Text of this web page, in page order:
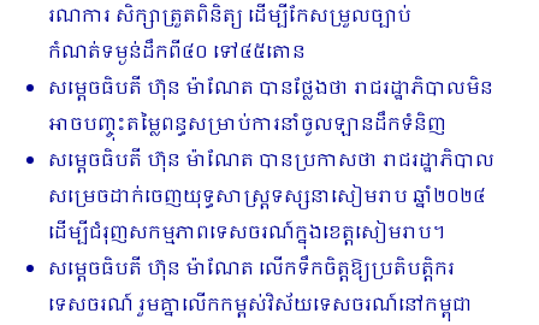
រណការ សិក្សាត្រួតពិនិត្យ ដើម្បីកែសម្រួលច្បាប់
កំណត់ទម្ងន់ដឹកពី៤០ ទៅ៤៥តោន
សម្តេចធិបតី ហ៊ុន ម៉ាណែត បានថ្លែងថា រាជរដ្ឋាភិបាលមិន
អាចបញ្ចុះតម្លៃពន្ធសម្រាប់ការនាំចូលឡានដឹកទំនិញ
សម្តេចធិបតី ហ៊ុន ម៉ាណែត បានប្រកាសថា រាជរដ្ឋាភិបាល
សម្រេចដាក់ចេញយុទ្ធសាស្ត្រ​ទស្សនាសៀមរាប ឆ្នាំ២០២៤
ដើម្បីជំរុញសកម្មភាពទេសចរណ៍ក្នុងខេត្តសៀមរាប។
សម្តេចធិបតី ហ៊ុន ម៉ាណែត លើកទឹកចិត្តឱ្យប្រតិបត្តិករ
ទេសចរណ៍ រួមគ្នាលើកកម្ពស់វិស័យទេសចរណ៍នៅកម្ពុជា